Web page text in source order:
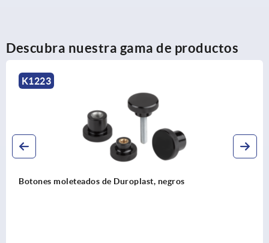
Descubra nuestra gama de productos
Botones moleteados de aluminio